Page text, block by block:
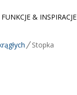
FUNKCJE & INSPIRACJE
Stopka